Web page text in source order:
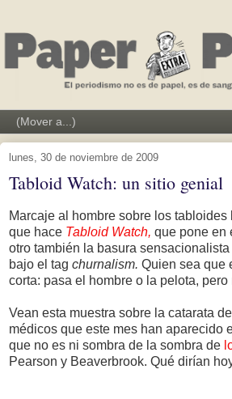
lunes, 30 de noviembre de 2009
Tabloid Watch: un sitio genial
Marcaje al hombre sobre los
que hace Tabloid Watch, que pone en
otro también la basura
bajo el tag churnalism. Quien sea que
corta: pasa el hombre o la pelota, pero
Vean esta muestra sobre la catarata
médicos que este mes han aparecido
que no es ni sombra de la sombra de
Pearson y Beaverbrook. Qué dirían